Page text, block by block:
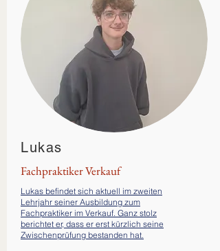
Lukas
Fachpraktiker Verkauf
Lukas befindet sich aktuell im zweiten
Lehrjahr seiner Ausbildung zum
Fachpraktiker im Verkauf. Ganz stolz
berichtet er, dass er erst kürzlich seine
Zwischenprüfung bestanden hat.